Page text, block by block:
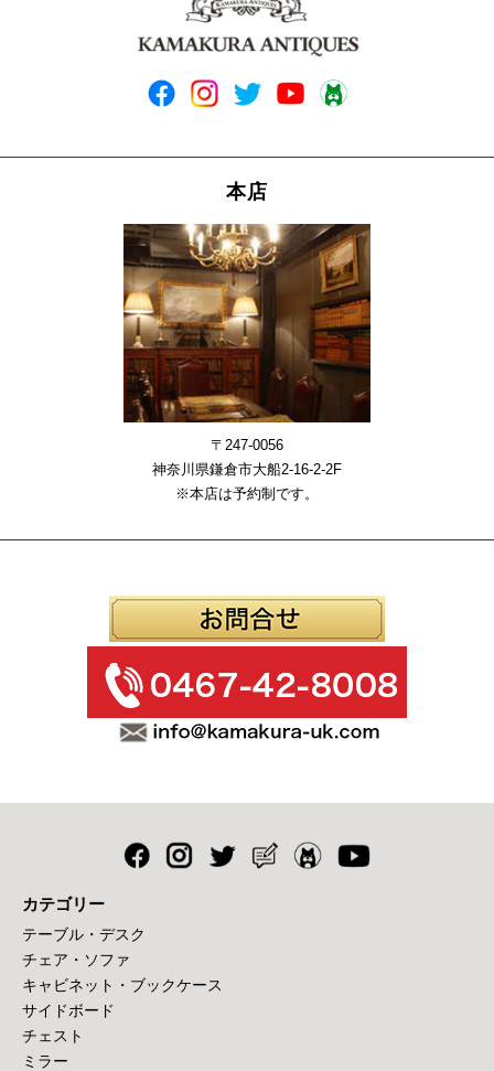
本店
〒247-0056
神奈川県鎌倉市大船2-16-2-2F
※本店は予約制です。
カテゴリー
テーブル・デスク
チェア・ソファ
キャビネット・ブックケース
サイドボード
チェスト
ミラー